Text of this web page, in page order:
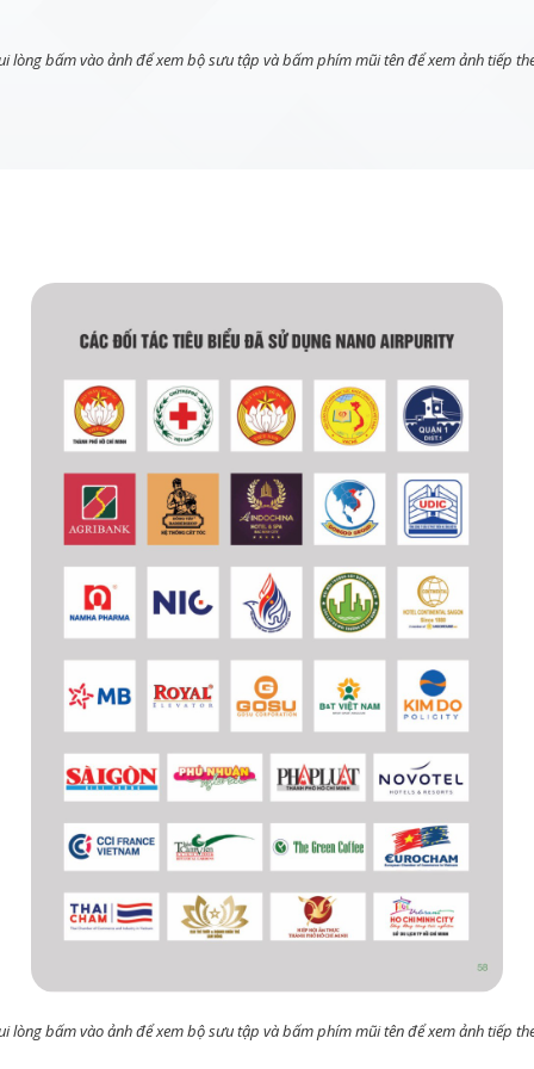
lòng bấm vào ảnh để xem bộ sưu tập và bấm phím mũi tên để xem ảnh tiếp
lòng bấm vào ảnh để xem bộ sưu tập và bấm phím mũi tên để xem ảnh tiếp